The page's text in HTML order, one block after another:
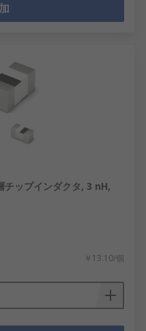
ップインダクタ, 3 nH,
￥13.10/個